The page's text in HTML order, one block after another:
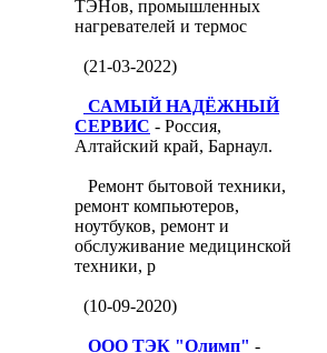
ТЭНов, промышленных
нагревателей и термос
(21-03-2022)
САМЫЙ НАДЁЖНЫЙ
СЕРВИС - Россия,
Алтайский край, Барнаул.
Ремонт бытовой техники,
ремонт компьютеров,
ноутбуков, ремонт и
обслуживание медицинской
техники, р
(10-09-2020)
ООО ТЭК "Олимп" -